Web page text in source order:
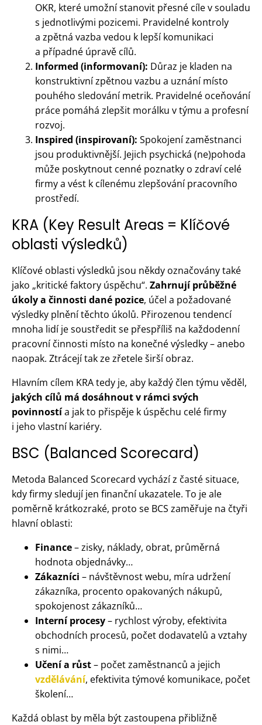
OKR, které umožní stanovit přesné cíle v souladu
s jednotlivými pozicemi. Pravidelné kontroly
a zpětná vazba vedou k lepší komunikaci
a případné úpravě cílů.
Informed (informovaní): Důraz je kladen na
konstruktivní zpětnou vazbu a uznání místo
pouhého sledování metrik. Pravidelné oceňování
práce pomáhá zlepšit morálku v týmu a profesní
rozvoj.
Inspired (inspirovaní): Spokojení zaměstnanci
jsou produktivnější. Jejich psychická (ne)pohoda
může poskytnout cenné poznatky o zdraví celé
firmy a vést k cílenému zlepšování pracovního
prostředí.
KRA (Key Result Areas = Klíčové
oblasti výsledků)
Klíčové oblasti výsledků jsou někdy označovány také
jako „kritické faktory úspěchu“. Zahrnují průběžné
úkoly a činnosti dané pozice, účel a požadované
výsledky plnění těchto úkolů. Přirozenou tendencí
mnoha lidí je soustředit se přespříliš na každodenní
pracovní činnosti místo na konečné výsledky – anebo
naopak. Ztrácejí tak ze zřetele širší obraz.
Hlavním cílem KRA tedy je, aby každý člen týmu věděl,
jakých cílů má dosáhnout v rámci svých
povinnostía jak to přispěje k úspěchu celé firmy
i jeho vlastní kariéry.
BSC (Balanced Scorecard)
Metoda Balanced Scorecard vychází z časté situace,
kdy firmy sledují jen finanční ukazatele. To je ale
poměrně krátkozraké, proto se BCS zaměřuje na čtyři
hlavní oblasti:
Finance– zisky, náklady, obrat, průměrná
hodnota objednávky…
Zákazníci – návštěvnost webu, míra udržení
zákazníka, procento opakovaných nákupů,
spokojenost zákazníků…
Interní procesy– rychlost výroby, efektivita
obchodních procesů, počet dodavatelů a vztahy
s nimi…
Učení a růst– počet zaměstnanců a jejich
vzdělávání, efektivita týmové komunikace, počet
školení…
Každá oblast by měla být zastoupena přibližně